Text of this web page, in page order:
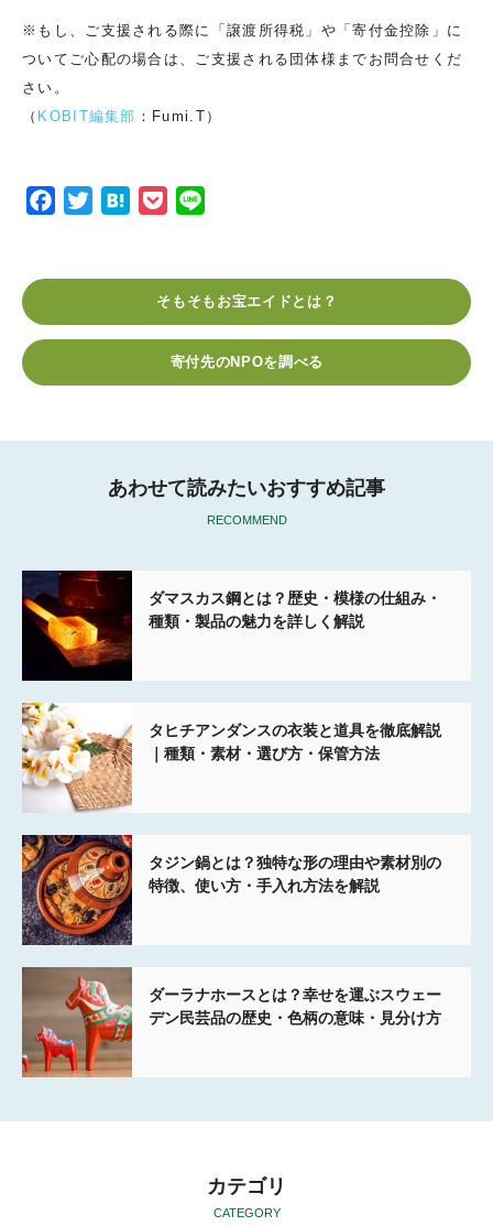
※もし、ご支援される際に「譲渡所得税」や「寄付金控除」に
ついてご心配の場合は、ご支援される団体様までお問合せくだ
さい。
（ KOBIT編集部 ：Fumi.T）
o
e
a
t
そもそもお宝エイドとは？
寄付先のNPOを調べる
あわせて読みたいおすすめ記事
RECOMMEND
ダマスカス鋼とは？歴史・模様の仕組み・
種類・製品の魅力を詳しく解説
タヒチアンダンスの衣装と道具を徹底解説
｜種類・素材・選び方・保管方法
タジン鍋とは？独特な形の理由や素材別の
特徴、使い方・手入れ方法を解説
ダーラナホースとは？幸せを運ぶスウェー
デン民芸品の歴史・色柄の意味・見分け方
カテゴリ
CATEGORY